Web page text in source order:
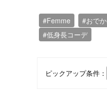
#Femme #おで
#低身長コーデ
ピックアップ条件：